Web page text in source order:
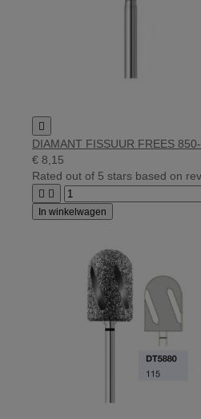

DIAMANT FISSUUR FREES
€ 8,15
Rated out of 5 stars based on
 
In winkelwagen